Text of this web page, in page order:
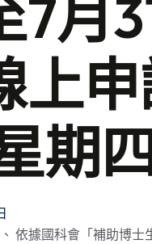
7月
上申
期
依據國科會「補助博士